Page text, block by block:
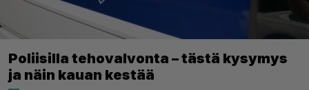
Poliisilla tehovalvonta – tästä kysymys
ja näin kauan kestää